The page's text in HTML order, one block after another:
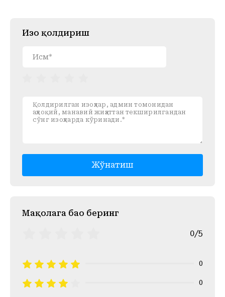
Изоҳ қолдириш
Жўнатиш
Mақолага баҳо беринг
0/5
0
0